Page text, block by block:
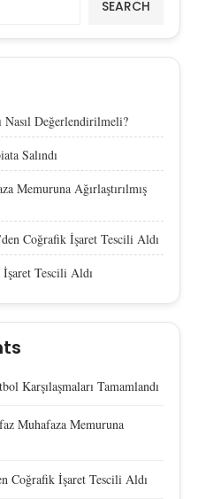
SEARCH
Nasıl Değerlendirilmeli?
Salındı
Memuruna Ağırlaştırılmış
Coğrafik İşaret Tescili Aldı
Tescili Aldı
Karşılaşmaları Tamamlandı
Muhafaza Memuruna
Coğrafik İşaret Tescili Aldı